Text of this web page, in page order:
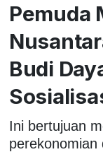
Pemuda
Budi
Ini bertujuan
perekonomian